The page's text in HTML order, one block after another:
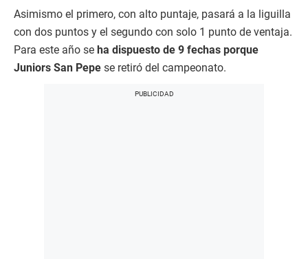
Asimismo el primero, con alto puntaje, pasará a la liguilla
con dos puntos y el segundo con solo 1 punto de ventaja.
Para este año se ha dispuesto de 9 fechas porque
Juniors San Pepe se retiró del campeonato.